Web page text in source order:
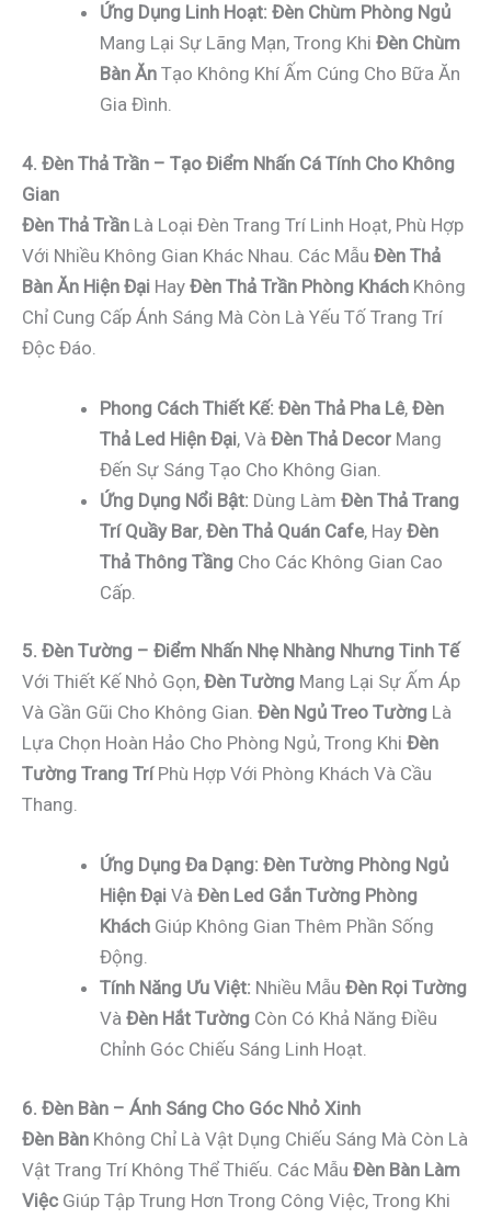
Ứng Dụng Linh Hoạt: Đèn Chùm Phòng Ngủ
Mang Lại Sự Lãng Mạn, Trong Khi Đèn Chùm
Bàn Ăn Tạo Không Khí Ấm Cúng Cho Bữa Ăn
Gia Đình.
4. Đèn Thả Trần – Tạo Điểm Nhấn Cá Tính Cho Không
Gian
Đèn Thả Trần Là Loại Đèn Trang Trí Linh Hoạt, Phù Hợp
Với Nhiều Không Gian Khác Nhau. Các Mẫu Đèn Thả
Bàn Ăn Hiện Đại Hay Đèn Thả Trần Phòng Khách Không
Chỉ Cung Cấp Ánh Sáng Mà Còn Là Yếu Tố Trang Trí
Độc Đáo.
Phong Cách Thiết Kế: Đèn Thả Pha Lê, Đèn
Thả Led Hiện Đại, Và Đèn Thả Decor Mang
Đến Sự Sáng Tạo Cho Không Gian.
Ứng Dụng Nổi Bật: Dùng Làm Đèn Thả Trang
Trí Quầy Bar, Đèn Thả Quán Cafe, Hay Đèn
Thả Thông Tầng Cho Các Không Gian Cao
Cấp.
5. Đèn Tường – Điểm Nhấn Nhẹ Nhàng Nhưng Tinh Tế
Với Thiết Kế Nhỏ Gọn, Đèn Tường Mang Lại Sự Ấm Áp
Và Gần Gũi Cho Không Gian. Đèn Ngủ Treo Tường Là
Lựa Chọn Hoàn Hảo Cho Phòng Ngủ, Trong Khi Đèn
Tường Trang TríPhù Hợp Với Phòng Khách Và Cầu
Thang.
Ứng Dụng Đa Dạng: Đèn Tường Phòng Ngủ
Hiện Đại Và Đèn Led Gắn Tường Phòng
Khách Giúp Không Gian Thêm Phần Sống
Động.
Tính Năng Ưu Việt: Nhiều Mẫu Đèn Rọi Tường
Và Đèn Hắt Tường Còn Có Khả Năng Điều
Chỉnh Góc Chiếu Sáng Linh Hoạt.
6. Đèn Bàn – Ánh Sáng Cho Góc Nhỏ Xinh
Đèn Bàn Không Chỉ Là Vật Dụng Chiếu Sáng Mà Còn Là
Vật Trang Trí Không Thể Thiếu. Các Mẫu Đèn Bàn Làm
Việc Giúp Tập Trung Hơn Trong Công Việc, Trong Khi